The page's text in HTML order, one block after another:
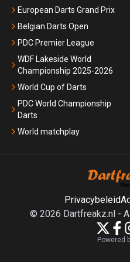
European Darts Grand Prix
Belgian Darts Open
PDC Premier League
WDF Lakeside World
Championship 2025-2026
World Cup of Darts
PDC World Championship
Darts
World matchplay
Privacybeleid
© 2026 Dartfreakz.nl -
Powered